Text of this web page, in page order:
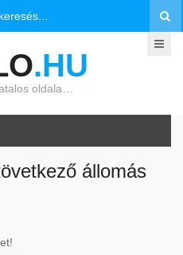
.HU
oldala…
állomás